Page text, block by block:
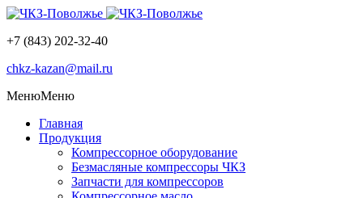
+7 (843) 202-32-40
chkz-kazan@mail.ru
МенюМеню
Главная
Продукция
Компрессорное оборудование
Безмасляные компрессоры ЧКЗ
Запчасти для компрессоров